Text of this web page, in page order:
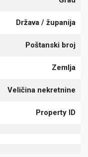
Država / županija
Poštanski broj
Zemlja
Veličina nekretnine
Property ID